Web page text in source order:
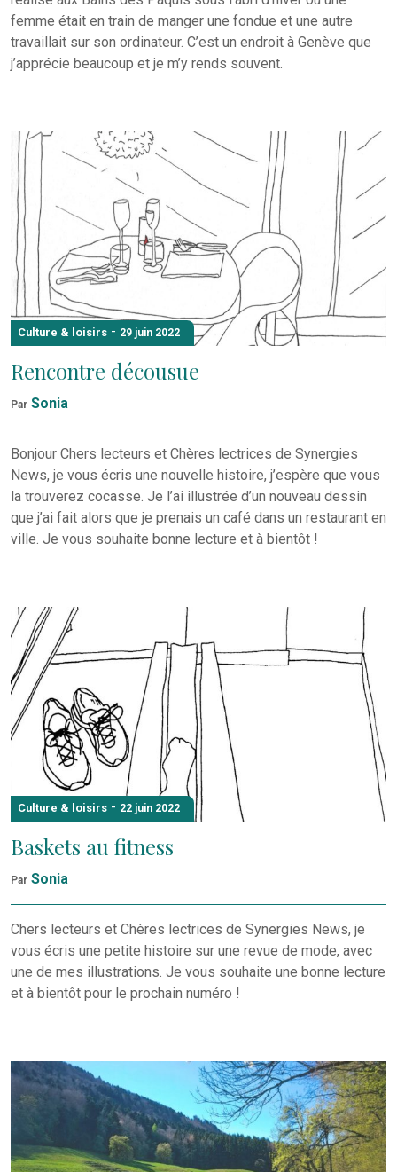
femme était en train de manger une fondue et une autre
travaillait sur son ordinateur. C’est un endroit à Genève que
j’apprécie beaucoup et je m’y rends souvent.
Culture & loisirs - 29 juin 2022
Rencontre décousue
Par Sonia
Bonjour Chers lecteurs et Chères lectrices de Synergies
News, je vous écris une nouvelle histoire, j’espère que vous
la trouverez cocasse. Je l’ai illustrée d’un nouveau dessin
que j’ai fait alors que je prenais un café dans un restaurant en
ville. Je vous souhaite bonne lecture et à bientôt !
Culture & loisirs - 22 juin 2022
Baskets au fitness
Par Sonia
Chers lecteurs et Chères lectrices de Synergies News, je
vous écris une petite histoire sur une revue de mode, avec
une de mes illustrations. Je vous souhaite une bonne lecture
et à bientôt pour le prochain numéro !